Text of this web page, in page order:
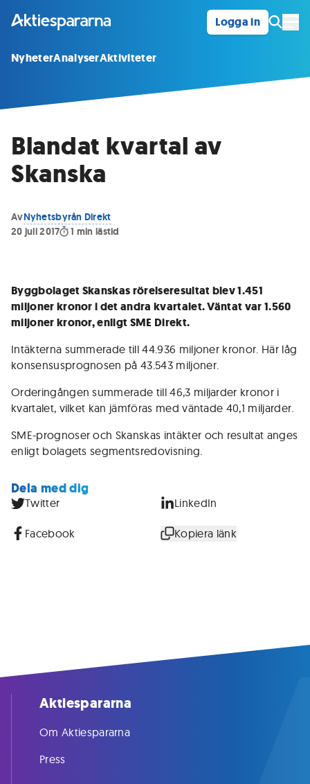
Logga in
NyheterAnalyserAktiviteter
Blandat kvartal av
Skanska
AvNyhetsbyrån Direkt
20 juli 2017
1 min lästid
Byggbolaget Skanskas rörelseresultat blev 1.451
miljoner kronor i det andra kvartalet. Väntat var 1.560
miljoner kronor, enligt SME Direkt.
Intäkterna summerade till 44.936 miljoner kronor. Här låg
konsensusprognosen på 43.543 miljoner.
Orderingången summerade till 46,3 miljarder kronor i
kvartalet, vilket kan jämföras med väntade 40,1 miljarder.
SME-prognoser och Skanskas intäkter och resultat anges
enligt bolagets segmentsredovisning.
Dela med dig
Twitter LinkedIn
Facebook Kopiera länk
Aktiespararna
Om Aktiespararna
Press